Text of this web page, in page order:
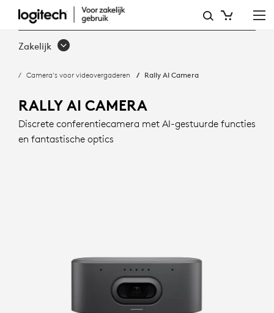
RALLY
AI
INTELLIGENTE
FRAMING
EN
FANTASTISCHE
Zakelijk
Camera's voor videovergaderen Rally AI Camera
RALLY AI CAMERA
Discrete conferentiecamera met AI-gestuurde functies
en fantastische optics